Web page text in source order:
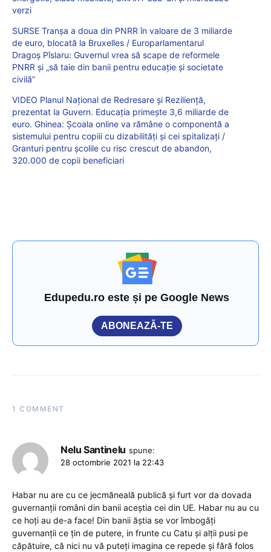
verzi
SURSE Tranșa a doua din PNRR în valoare de 3 miliarde
de euro, blocată la Bruxelles / Europarlamentarul
Dragoș Pîslaru: Guvernul vrea să scape de reformele
PNRR și „să taie din banii pentru educație și societate
civilă”
VIDEO Planul Național de Redresare și Reziliență,
prezentat la Guvern. Educația primește 3,6 miliarde de
euro. Ghinea: Școala online va rămâne o componentă a
sistemului pentru copiii cu dizabilități și cei spitalizați /
Granturi pentru școlile cu risc crescut de abandon,
320.000 de copii beneficiari
Edupedu.ro este și pe Google News
ABONEAZĂ-TE
1 COMMENT
Nelu Santinelu spune:
28 octombrie 2021 la 22:43
Habar nu are cu ce jecmăneală publică și furt vor da dovada
guvernanții români din banii aceștia cei din UE. Habar nu au cu
ce hoți au de-a face! Din banii ăștia se vor îmbogăți
guvernanții ce țin de putere, in frunte cu Catu și alții pusi pe
căpătuire, că nici nu vă puteți imagina ce repede și fără folos